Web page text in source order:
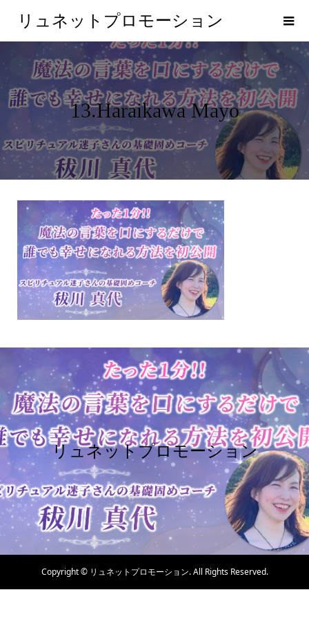
リュネットプロモーション
13.Haraikawa Mayo
リュネットプロモーション
Copyright ©リュネットプロモーション. All Rights Reserved.